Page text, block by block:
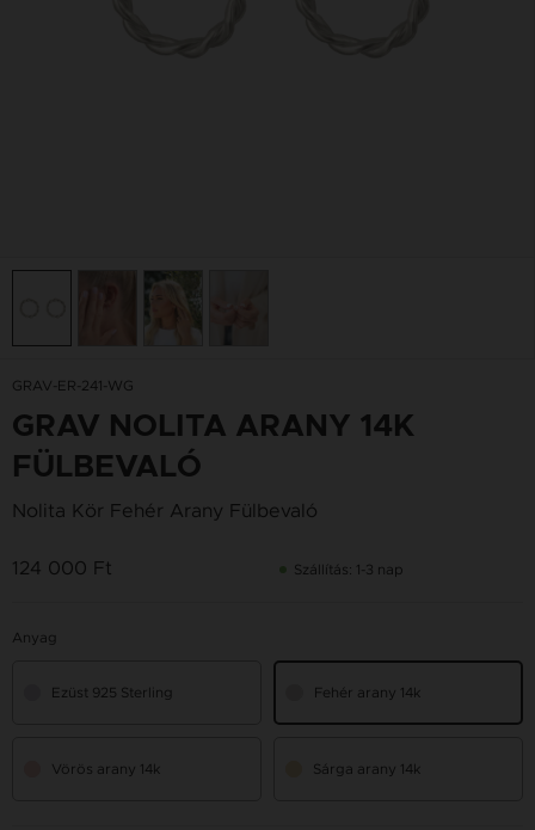
GRAV-ER-241-WG
GRAV NOLITA ARANY 14K
FÜLBEVALÓ
Nolita Kör Fehér Arany Fülbevaló
124 000 Ft Szállítás: 1-3 nap
Anyag
Ezüst 925 Sterling Fehér arany 14k
Vörös arany 14k Sárga arany 14k